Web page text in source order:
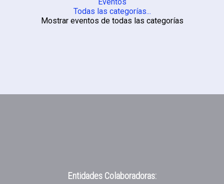
Todas las categorías...
Mostrar eventos de todas las categorías
Entidades Colaboradoras: